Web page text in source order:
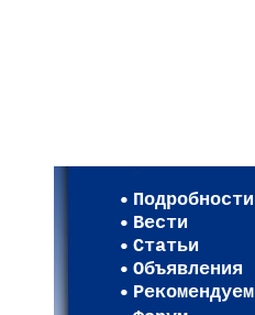
Подробности
Вести
Статьи
Объявления
Рекомендуем